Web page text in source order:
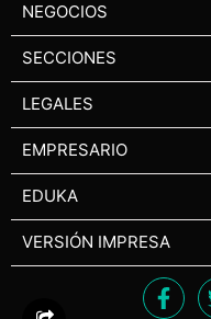
NEGOCIOS
SECCIONES
LEGALES
EMPRESARIO
EDUKA
VERSIÓN IMPRESA